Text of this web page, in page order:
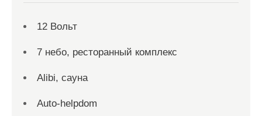
12 Вольт
7 небо, ресторанный комплекс
Alibi, сауна
Auto-helpdom